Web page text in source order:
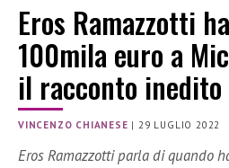
Eros Ramazzotti
100mila euro a
il racconto inedito
VINCENZO CHIANESE |29 LUGLIO 2022
Eros Ramazzotti parla di quando